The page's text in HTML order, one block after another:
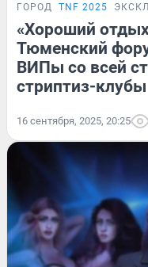
ГОРОД TNF 2025
«Хороший
Тюменский
ВИПы со всей
стриптиз-клубы
16 сентября, 2025, 20:25